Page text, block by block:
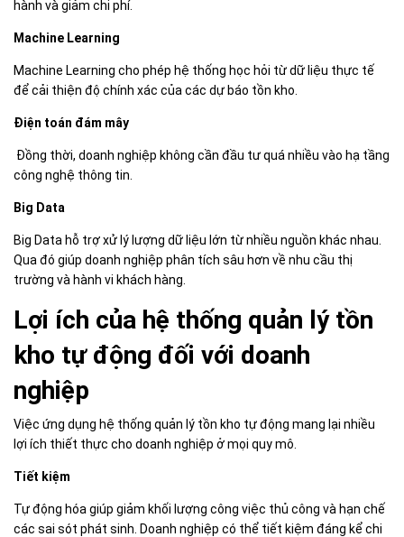
hành và giảm chi phí.
Machine Learning
Machine Learning cho phép hệ thống học hỏi từ dữ liệu thực tế
để cải thiện độ chính xác của các dự báo tồn kho.
Điện toán đám mây
Đồng thời, doanh nghiệp không cần đầu tư quá nhiều vào hạ tầng
công nghệ thông tin.
Big Data
Big Data hỗ trợ xử lý lượng dữ liệu lớn từ nhiều nguồn khác nhau.
Qua đó giúp doanh nghiệp phân tích sâu hơn về nhu cầu thị
trường và hành vi khách hàng.
Lợi ích của hệ thống quản lý tồn
kho tự động đối với doanh
nghiệp
Việc ứng dụng hệ thống quản lý tồn kho tự động mang lại nhiều
lợi ích thiết thực cho doanh nghiệp ở mọi quy mô.
Tiết kiệm
Tự động hóa giúp giảm khối lượng công việc thủ công và hạn chế
các sai sót phát sinh. Doanh nghiệp có thể tiết kiệm đáng kể chi